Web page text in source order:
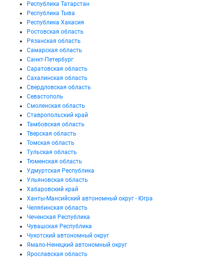
Республика Татарстан
Республика Тыва
Республика Хакасия
Ростовская область
Рязанская область
Самарская область
Санкт-Петербург
Саратовская область
Сахалинская область
Свердловская область
Севастополь
Смоленская область
Ставропольский край
Тамбовская область
Тверская область
Томская область
Тульская область
Тюменская область
Удмуртская Республика
Ульяновская область
Хабаровский край
Ханты-Мансийский автономный округ - Югра
Челябинская область
Чеченская Республика
Чувашская Республика
Чукотский автономный округ
Ямало-Ненецкий автономный округ
Ярославская область